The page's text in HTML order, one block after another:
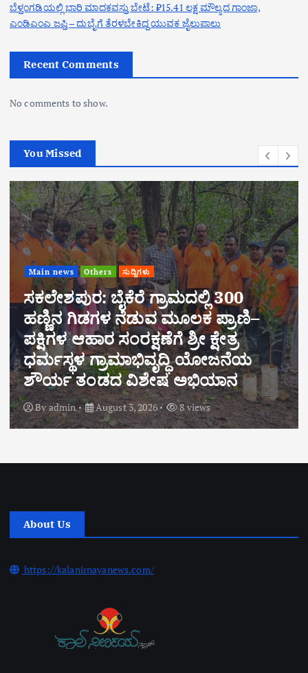
ಬೆಳ್ತಂಗಡಿಯಲ್ಲಿ ಭಾರಿ ಮಾದಕವಸ್ತು ಬೇಟೆ: ₹15.41 ಲಕ್ಷ ಮೌಲ್ಯದ ಗಾಂಜಾ,
ಎಂಡಿಎಂಎ ಜಪ್ತಿ – ದುಬೈಗೆ ತೆರಳಬೇಕಿದ್ದ ಯುವಕ ಜೈಲುಪಾಲು
Recent Comments
No comments to show.
You Missed
Main news Others ಸುದ್ದಿಗಳು
ಕಾಡಾನೆ ದಾಳಿಯಲ್ಲಿ ಮೃತಪಟ್ಟ ಬಾಲಕೃಷ್ಣ
ಗೌಡರ ಕುಟುಂಬಕ್ಕೆ ಶಾಸಕ ಹರೀಶ್ ಪೂಂಜ
ಸಾಂತ್ವನ – ರೂ.20 ಲಕ್ಷ ಪರಿಹಾರಕ್ಕೆ ಕ್ರಮ
Byadmin August 2, 2026 9 views
About Us
https://kalanirnayanews.com/